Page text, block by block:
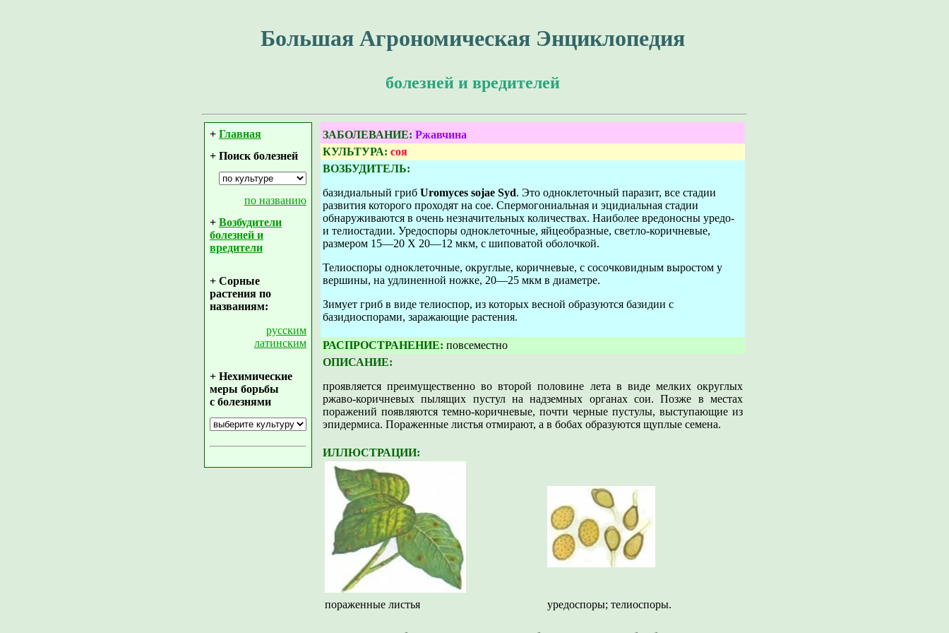
Большая Агрономическая Энциклопедия
болезней и вредителей
+ Главная
+ Поиск болезней
по названию
+ Возбудители
болезней и
вредители
+ Сорные
растения по
названиям:
русским
латинским
+ Нехимические
меры борьбы
с болезнями
ЗАБОЛЕВАНИЕ: Ржавчина
КУЛЬТУРА: соя
ВОЗБУДИТЕЛЬ:
базидиальный гриб Uromyces sojae Syd. Это одноклеточный паразит, все стадии
развития которого проходят на сое. Спермогониальная и эцидиальная стадии
обнаруживаются в очень незначительных количествах. Наиболее вредоносны уредо-
и телиостадии. Уредоспоры одноклеточные, яйцеобразные, светло-коричневые,
размером 15—20 X 20—12 мкм, с шиповатой оболочкой.
Телиоспоры одноклеточные, округлые, коричневые, с сосочковидным выростом у
вершины, на удлиненной ножке, 20—25 мкм в диаметре.
Зимует гриб в виде телиоспор, из которых весной образуются базидии с
базидиоспорами, заражающие растения.
РАСПРОСТРАНЕНИЕ: повсеместно
ОПИСАНИЕ:
проявляется преимущественно во второй половине лета в виде мелких округлых
ржаво-коричневых пылящих пустул на надземных органах сои. Позже в местах
поражений появляются темно-коричневые, почти черные пустулы, выступающие из
эпидермиса. Пораженные листья отмирают, а в бобах образуются щуплые семена.
ИЛЛЮСТРАЦИИ:
пораженные листья уредоспоры; телиоспоры.